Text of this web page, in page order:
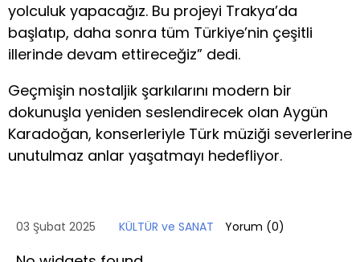
yolculuk yapacağız. Bu projeyi Trakya’da
başlatıp, daha sonra tüm Türkiye’nin çeşitli
illerinde devam ettireceğiz” dedi.
Geçmişin nostaljik şarkılarını modern bir
dokunuşla yeniden seslendirecek olan Aygün
Karadoğan, konserleriyle Türk müziği severlerine
unutulmaz anlar yaşatmayı hedefliyor.
03 Şubat 2025 KÜLTÜR ve SANAT Yorum (0)